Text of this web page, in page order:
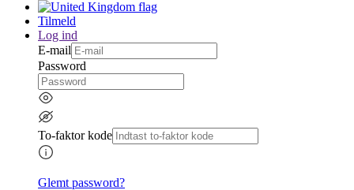
Tilmeld
Log ind
E-mail
Password
To-faktor kode
Glemt password?